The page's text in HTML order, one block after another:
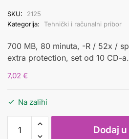
SKU:
2125
Kategorija:
Tehnički i računalni pribor
700 MB, 80 minuta, -R / 52x /
extra protection, set od 10 CD-a.
7,02 €
Na zalihi
Dodaj